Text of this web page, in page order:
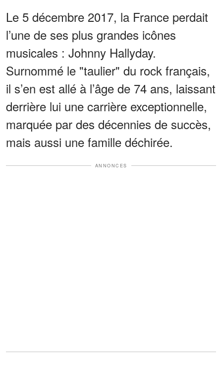
Le 5 décembre 2017, la France perdait
l’une de ses plus grandes icônes
musicales : Johnny Hallyday.
Surnommé le "taulier" du rock français,
il s’en est allé à l’âge de 74 ans, laissant
derrière lui une carrière exceptionnelle,
marquée par des décennies de succès,
mais aussi une famille déchirée.
ANNONCES